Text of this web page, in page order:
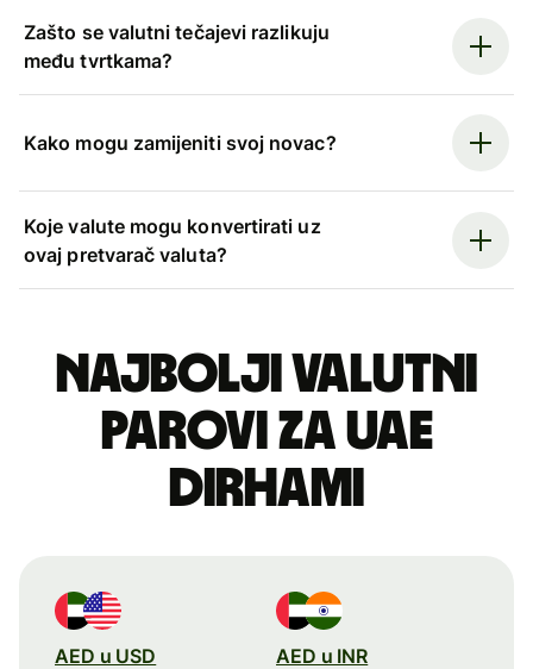
Zašto se valutni tečajevi razlikuju
među tvrtkama?
Kako mogu zamijeniti svoj novac?
Koje valute mogu konvertirati uz
ovaj pretvarač valuta?
Najbolji valutni
parovi za UAE
dirhami
AED u USD AED u INR